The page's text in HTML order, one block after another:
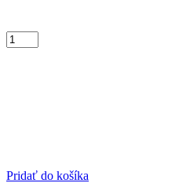
Pridať do košíka